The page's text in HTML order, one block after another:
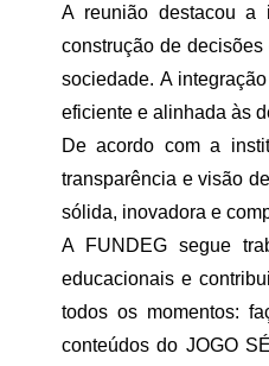
A reunião destacou a
construção de
sociedade. A
eficiente e alinhada às
De acordo com a
transparência e visão
sólida, inovadora e
A FUNDEG segue
educacionais e
todos os momentos:
conteúdos do JOGO